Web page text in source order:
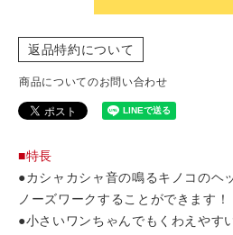
返品特約について
商品についてのお問い合わせ
■特長
●カシャカシャ音の鳴るキノコのヘ
ノーズワークすることができます！
●小さいワンちゃんでもくわえやす